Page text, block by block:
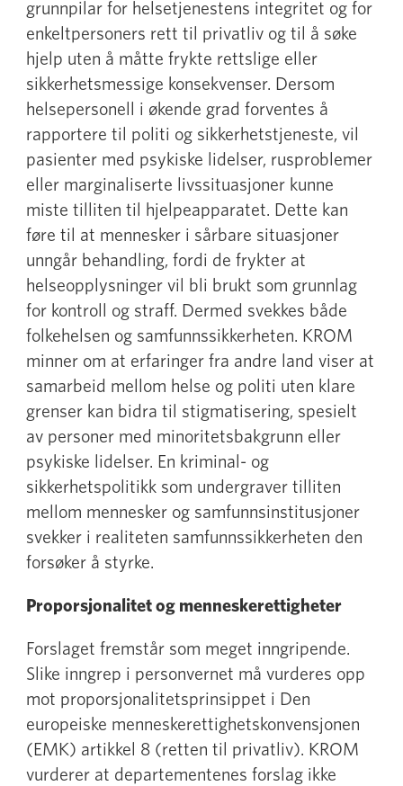
grunnpilar for helsetjenestens integritet og for
enkeltpersoners rett til privatliv og til å søke
hjelp uten å måtte frykte rettslige eller
sikkerhetsmessige konsekvenser. Dersom
helsepersonell i økende grad forventes å
rapportere til politi og sikkerhetstjeneste, vil
pasienter med psykiske lidelser, rusproblemer
eller marginaliserte livssituasjoner kunne
miste tilliten til hjelpeapparatet. Dette kan
føre til at mennesker i sårbare situasjoner
unngår behandling, fordi de frykter at
helseopplysninger vil bli brukt som grunnlag
for kontroll og straff. Dermed svekkes både
folkehelsen og samfunnssikkerheten. KROM
minner om at erfaringer fra andre land viser at
samarbeid mellom helse og politi uten klare
grenser kan bidra til stigmatisering, spesielt
av personer med minoritetsbakgrunn eller
psykiske lidelser. En kriminal- og
sikkerhetspolitikk som undergraver tilliten
mellom mennesker og samfunnsinstitusjoner
svekker i realiteten samfunnssikkerheten den
forsøker å styrke.
Proporsjonalitet og menneskerettigheter
Forslaget fremstår som meget inngripende.
Slike inngrep i personvernet må vurderes opp
mot proporsjonalitetsprinsippet i Den
europeiske menneskerettighetskonvensjonen
(EMK) artikkel 8 (retten til privatliv). KROM
vurderer at departementenes forslag ikke